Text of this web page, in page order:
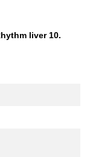
liver 10.